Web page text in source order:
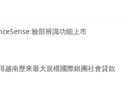
臉部辨識功能上市
越南歷來最大規模國際銀團社會貸款